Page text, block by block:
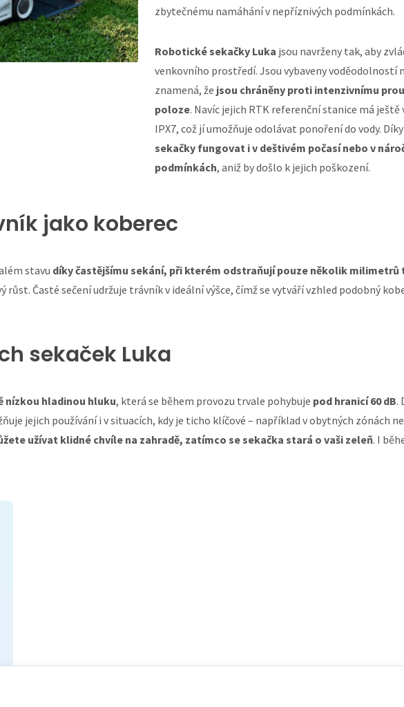
zbytečnému namáhání v nepříznivých podmínkách.
Robotické sekačky Luka jsou navrženy tak, aby
venkovního prostředí. Jsou vybaveny voděodolností
znamená, že jsou chráněny proti intenzivnímu
poloze. Navíc jejich RTK referenční stanice má
IPX7, což jí umožňuje odolávat ponoření do vody.
sekačky fungovat i v deštivém počasí nebo v
podmínkách, aniž by došlo k jejich poškození.
jako koberec
stavu díky častějšímu sekání, při kterém odstraňují pouze několik milimetrů
Časté sečení udržuje trávník v ideální výšce, čímž se vytváří vzhled podobný
sekaček Luka
nízkou hladinou hluku, která se během provozu trvale pohybuje pod hranicí 60 dB.
jejich používání i v situacích, kdy je ticho klíčové – například v obytných zónách
užívat klidné chvíle na zahradě, zatímco se sekačka stará o vaši zeleň. I